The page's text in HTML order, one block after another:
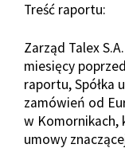
Treść raportu:
Zarząd Talex
miesięcy
raportu, Spółka
zamówień od
w Komornikach,
umowy